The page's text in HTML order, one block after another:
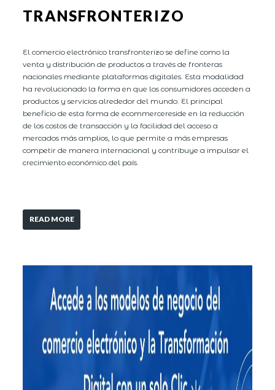
TRANSFRONTERIZO
El comercio electrónico transfronterizo se define como la
venta y distribución de productos a través de fronteras
nacionales mediante plataformas digitales. Esta modalidad
ha revolucionado la forma en que los consumidores acceden a
productos y servicios alrededor del mundo. El principal
beneficio de esta forma de ecommercereside en la reducción
de los costos de transacción y la facilidad del acceso a
mercados más amplios, lo que permite a más empresas
competir de manera internacional y contribuye a impulsar el
crecimiento económico del país.
READ MORE